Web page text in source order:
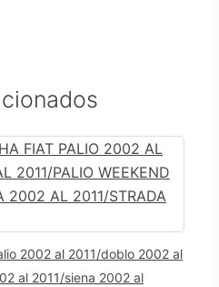
2002 al 2011/doblo 2002 al
al 2011/siena 2002 al